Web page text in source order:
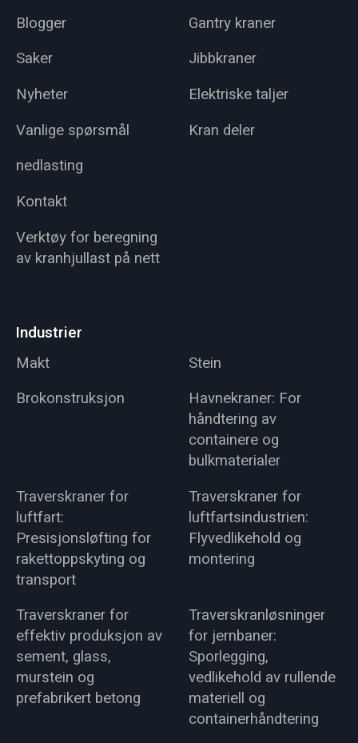
Blogger
Saker
Nyheter
Vanlige spørsmål
nedlasting
Kontakt
Verktøy for beregning
av kranhjullast på nett
Gantry kraner
Jibbkraner
Elektriske taljer
Kran deler
Industrier
Makt
Stein
Brokonstruksjon
Havnekraner: For
håndtering av
containere og
bulkmaterialer
Traverskraner for
luftfart:
Presisjonsløfting for
rakettoppskyting og
transport
Traverskraner for
luftfartsindustrien:
Flyvedlikehold og
montering
Traverskraner for
effektiv produksjon av
sement, glass,
murstein og
prefabrikert betong
Traverskranløsninger
for jernbaner:
Sporlegging,
vedlikehold av rullende
materiell og
containerhåndtering